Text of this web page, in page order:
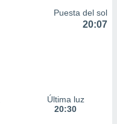
Puesta del sol
20:07
Última luz
20:30